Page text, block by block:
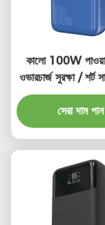
কালো 100W
ওভারচার্জ সুরক্ষা / শর্ট
সেরা দাম পান